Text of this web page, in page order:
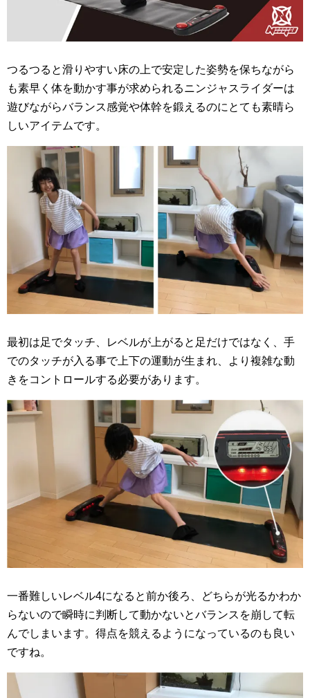
つるつると滑りやすい床の上で安定した姿勢を保ちながら
も素早く体を動かす事が求められるニンジャスライダーは
遊びながらバランス感覚や体幹を鍛えるのにとても素晴ら
しいアイテムです。
最初は足でタッチ、レベルが上がると足だけではなく、手
でのタッチが入る事で上下の運動が生まれ、より複雑な動
きをコントロールする必要があります。
一番難しいレベル4になると前か後ろ、どちらが光るかわか
らないので瞬時に判断して動かないとバランスを崩して転
んでしまいます。得点を競えるようになっているのも良い
ですね。